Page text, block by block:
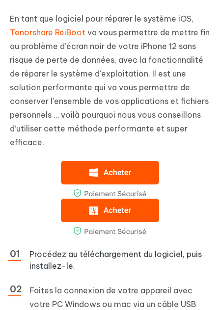
En tant que logiciel pour réparer le système iOS,
Tenorshare ReiBoot va vous permettre de mettre fin
au problème d’écran noir de votre iPhone 12 sans
risque de perte de données, avec la fonctionnalité
de réparer le système d'exploitation. Il est une
solution performante qui va vous permettre de
conserver l’ensemble de vos applications et fichiers
personnels … voilà pourquoi nous vous conseillons
d’utiliser cette méthode performante et super
efficace.
Procédez au téléchargement du logiciel, puis
installez-le.
Faites la connexion de votre appareil avec
votre PC Windows ou mac via un câble USB